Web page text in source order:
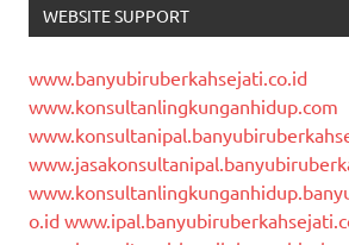
WEBSITE SUPPORT
www.banyubiruberkahsejati.co.id
www.konsultanlingkunganhidup.com
o.id